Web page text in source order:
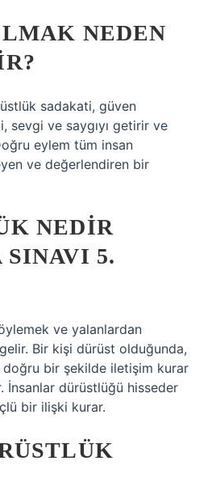
NEDEN
sadakati, güven
sevgi ve saygıyı getirir ve
eylem tüm insan
ve değerlendiren bir
NEDIR
SINAVI 5.
ve yalanlardan
Bir kişi dürüst olduğunda,
doğru bir şekilde iletişim kurar
İnsanlar dürüstlüğü hisseder
bir ilişki kurar.